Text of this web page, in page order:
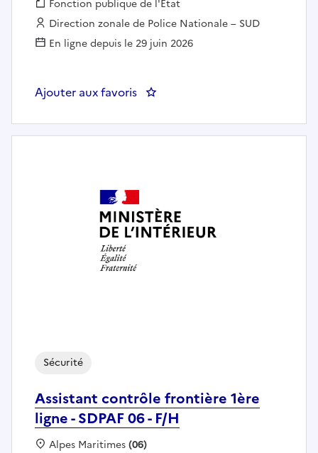
Fonction publique :
Fonction publique de l'État
Employeur :
Direction zonale de Police Nationale – SUD
En ligne depuis le 29 juin 2026
Ajouter aux favoris : Assistant contrôle frontière
Assistant contrôle frontière 1ère
ligne - SDPAF 06 - F/H
Sécurité
Localisation :
Alpes Maritimes(06)